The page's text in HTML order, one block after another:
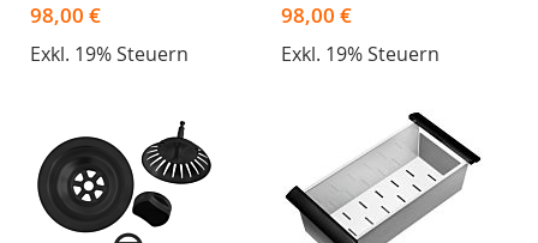
98,00 €
Exkl. 19% Steuern
98,00 €
Exkl. 19% Steuern